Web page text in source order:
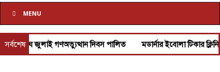
MENU
সর্বশেষ
জুলাই গণঅভ্যুত্থান দিবস পালিত মডার্নার ইবোলা টিকার ক্লিনিক্যাল